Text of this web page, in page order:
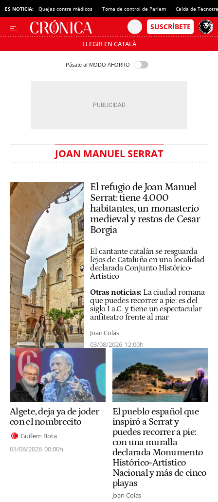
ES NOTICIA: Quejas contra médicos Toma de control de Parlem Caída de
LLEGIR EN CATALÀ
Pásate al MODO AHORRO
JOAN MANUEL SERRAT
El refugio de Joan Manuel
Serrat: tiene 4.000
habitantes, un monasterio
medieval y restos de Cesar
Borgia
El cantante catalán se resguarda
lejos de Cataluña en una localidad
declarada Conjunto Histórico-
Artístico
Otras noticias: La ciudad romana
que puedes recorrer a pie: es del
siglo I a.C. y tiene un espectacular
anfiteatro frente al mar
Joan Colás
03/08/2026 12:00h
Algete, deja ya de joder
con el nombrecito
Guillem Bota
01/06/2026 00:00h
El pueblo español que
inspiró a Serrat y
puedes recorrer a pie:
con una muralla
declarada Monumento
Histórico‑Artístico
Nacional y más de cinco
playas
Joan Colás